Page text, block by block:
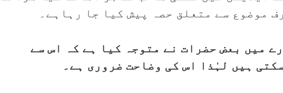
موضوع سے متعلق حصہ پیش کیا جا رہاہے۔
میں بعض حضرات نے متوجہ کیا ہے کہ اس سے
ہیں لہٰذا اس کی وضاحت ضروری ہے۔